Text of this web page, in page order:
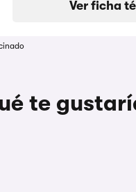
Ver ficha
te